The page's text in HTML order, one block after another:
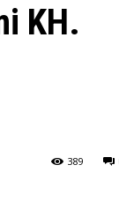
KH.
389